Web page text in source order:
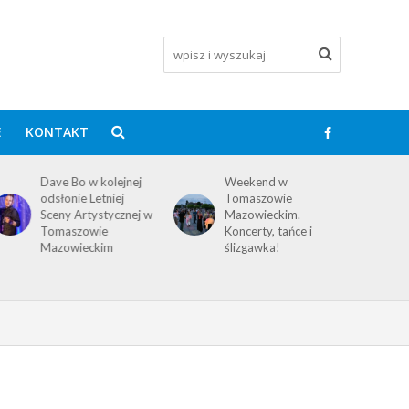
KONTAKT
Dave Bo w kolejnej
odsłonie Letniej
Sceny Artystycznej w
Tomaszowie
Mazowieckim
Weekend w
Tomaszowie
Mazowieckim.
Koncerty, tańce i
ślizgawka!